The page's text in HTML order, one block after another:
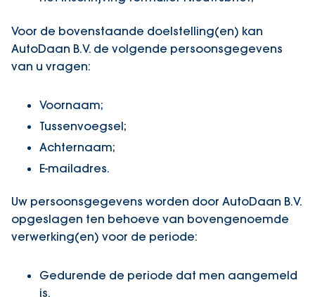
Voor de bovenstaande doelstelling(en) kan
AutoDaan B.V. de volgende persoonsgegevens
van u vragen:
Voornaam;
Tussenvoegsel;
Achternaam;
E-mailadres.
Uw persoonsgegevens worden door AutoDaan B.V.
opgeslagen ten behoeve van bovengenoemde
verwerking(en) voor de periode:
Gedurende de periode dat men aangemeld
is.